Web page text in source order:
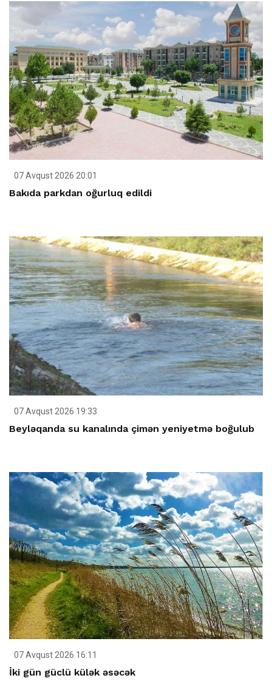
07 Avqust 2026 20:01
Bakıda parkdan oğurluq edildi
07 Avqust 2026 19:33
Beyləqanda su kanalında çimən yeniyetmə boğulub
07 Avqust 2026 16:11
İki gün güclü külək əsəcək